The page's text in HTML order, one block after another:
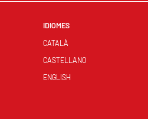
IDIOMES
CATALÀ
CASTELLANO
ENGLISH